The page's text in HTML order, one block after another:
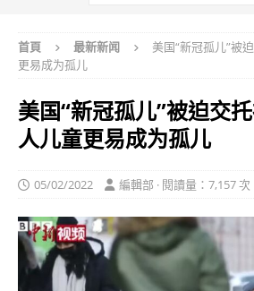
首頁 最新新闻
美国“新冠孤儿”被
更易成为孤儿
美国“新冠孤儿”被迫交
人儿童更易成为孤儿
05/02/2022 編輯部 · 閱讀量：7,157 次